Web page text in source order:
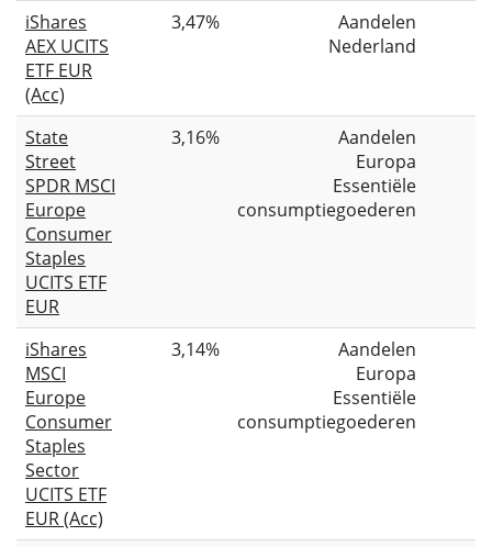
iShares
AEX UCITS
ETF EUR
(Acc)
3,47%
Aandelen
Nederland
State
Street
SPDR MSCI
Europe
Consumer
Staples
UCITS ETF
EUR
3,16%
Aandelen
Europa
Essentiële
consumptiegoederen
iShares
MSCI
Europe
Consumer
Staples
Sector
UCITS ETF
EUR (Acc)
3,14%
Aandelen
Europa
Essentiële
consumptiegoederen